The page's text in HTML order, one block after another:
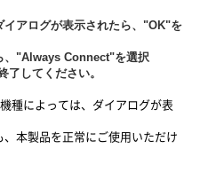
アログが表示されたら、"OK"を
、"Always Connect"を選択
了してください。
種によっては、ダイアログが表
本製品を正常にご使用いただけ